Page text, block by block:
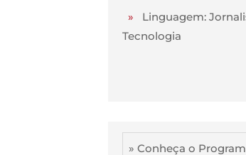
» Linguagem:
Tecnologia
» Conheça o